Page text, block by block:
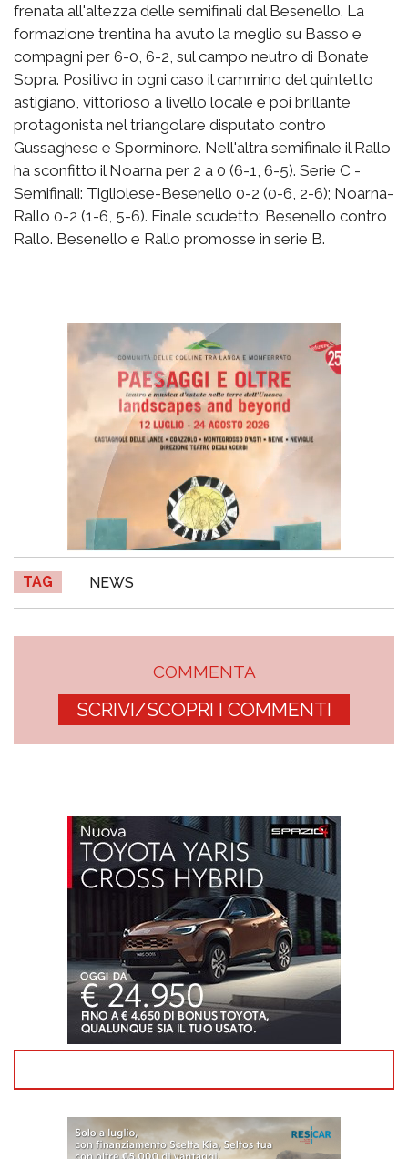
frenata all'altezza delle semifinali dal Besenello. La
formazione trentina ha avuto la meglio su Basso e
compagni per 6-0, 6-2, sul campo neutro di Bonate
Sopra. Positivo in ogni caso il cammino del quintetto
astigiano, vittorioso a livello locale e poi brillante
protagonista nel triangolare disputato contro
Gussaghese e Sporminore. Nell'altra semifinale il Rallo
ha sconfitto il Noarna per 2 a 0 (6-1, 6-5). Serie C -
Semifinali: Tigliolese-Besenello 0-2 (0-6, 2-6); Noarna-
Rallo 0-2 (1-6, 5-6). Finale scudetto: Besenello contro
Rallo. Besenello e Rallo promosse in serie B.
TAG NEWS
COMMENTA
SCRIVI/SCOPRI I COMMENTI